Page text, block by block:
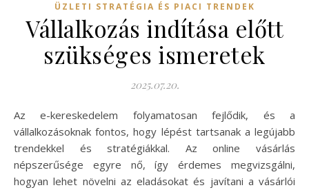
ÜZLETI STRATÉGIA ÉS PIACI TRENDEK
Vállalkozás indítása előtt
szükséges ismeretek
2025.07.20.
Az e-kereskedelem folyamatosan fejlődik, és a
vállalkozásoknak fontos, hogy lépést tartsanak a legújabb
trendekkel és stratégiákkal. Az online vásárlás
népszerűsége egyre nő, így érdemes megvizsgálni,
hogyan lehet növelni az eladásokat és javítani a vásárlói